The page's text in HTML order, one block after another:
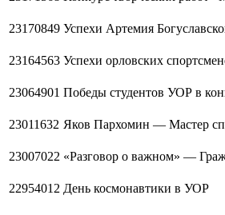
23170849 Успехи Артемия
23164563 Успехи орловских
23064901 Победы студентов УОР в
23011632 Яков Пархомин — Мастер
23007022 «Разговор о важном» —
22954012 День космонавтики в УОР